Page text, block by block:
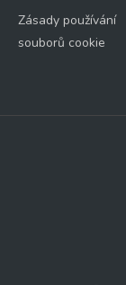
Zásady používání
souborů cookie